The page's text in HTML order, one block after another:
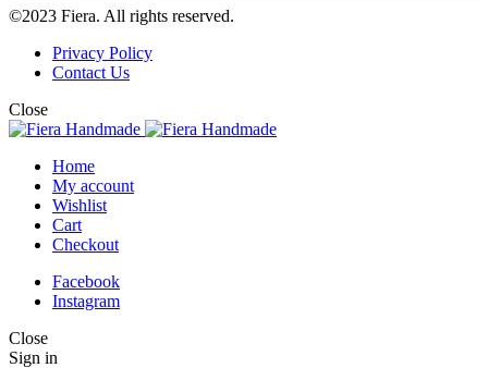
©2023 Fiera. All rights reserved.
Privacy Policy
Contact Us
Close
Home
My account
Wishlist
Cart
Checkout
Facebook
Instagram
Close
Sign in